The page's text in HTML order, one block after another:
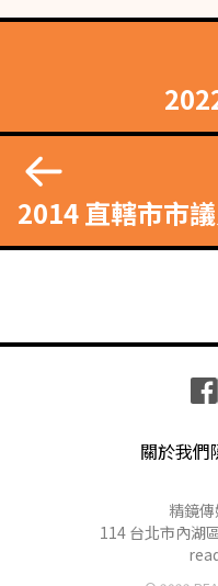
2014 直轄市市
關於我們
精鏡
114 台北市內湖